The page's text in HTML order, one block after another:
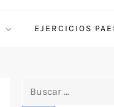
EJERCICIOS